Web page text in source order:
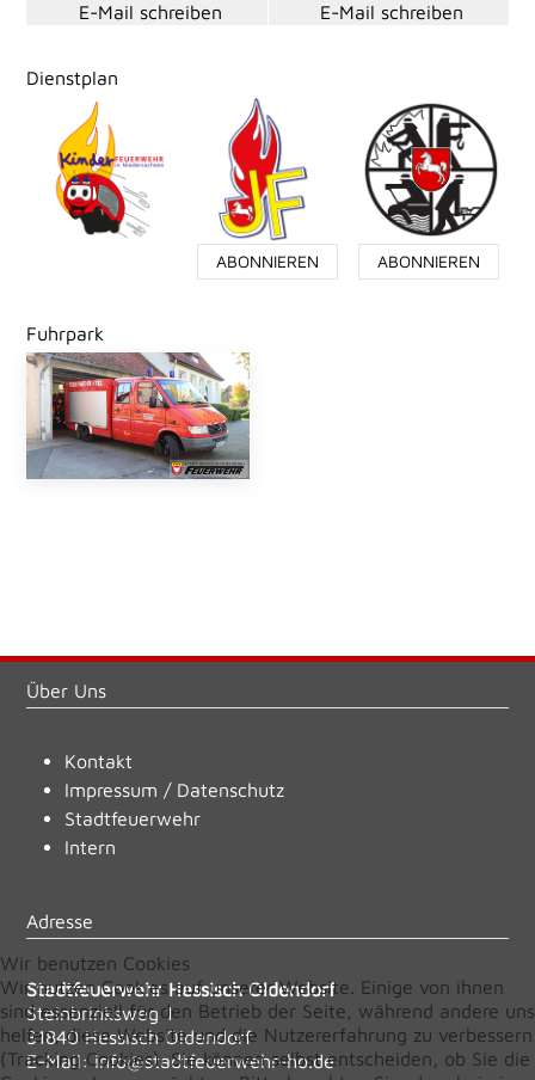
E-Mail schreiben
E-Mail schreiben
Dienstplan
ABONNIEREN ABONNIEREN
Fuhrpark
Über Uns
Kontakt
Impressum / Datenschutz
Stadtfeuerwehr
Intern
Adresse
Stadtfeuerwehr Hessisch Oldendorf
Steinbrinksweg 1
31840 Hessisch Oldendorf
E-Mail:info@stadtfeuerwehr-ho.de
Wir benutzen Cookies
Wir nutzen Cookies auf unserer Website. Einige von ihnen
sind essenziell für den Betrieb der Seite, während andere uns
helfen, diese Website und die Nutzererfahrung zu verbessern
(Tracking Cookies). Sie können selbst entscheiden, ob Sie die